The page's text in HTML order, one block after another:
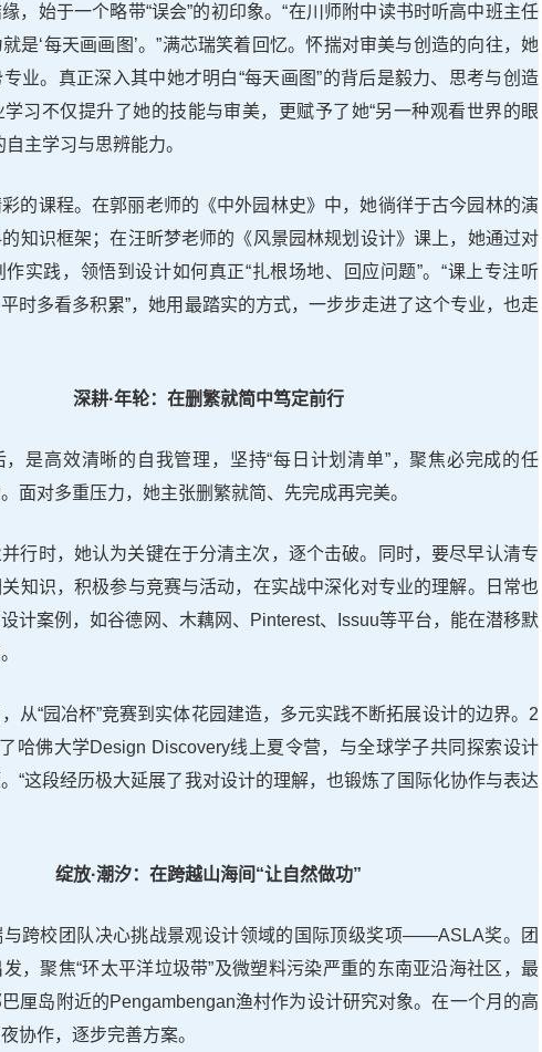
，始于一个略带“误会”的初印象。“在川师附中读书时听高中班主任
是‘每天画画图’。”满芯瑞笑着回忆。怀揣对审美与创造的向往，她
业。真正深入其中她才明白“每天画图”的背后是毅力、思考与创造
习不仅提升了她的技能与审美，更赋予了她“另一种观看世界的眼
主学习与思辨能力。
的课程。在郭丽老师的《中外园林史》中，她徜徉于古今园林的演
知识框架；在汪昕梦老师的《风景园林规划设计》课上，她通过对
实践，领悟到设计如何真正“扎根场地、回应问题”。“课上专注听
时多看多积累”，她用最踏实的方式，一步步走进了这个专业，也走
深耕·年轮：在删繁就简中笃定前行
是高效清晰的自我管理，坚持“每日计划清单”，聚焦必完成的任
面对多重压力，她主张删繁就简、先完成再完美。
行时，她认为关键在于分清主次，逐个击破。同时，要尽早认清专
知识，积极参与竞赛与活动，在实战中深化对专业的理解。日常也
计案例，如谷德网、木藕网、Pinterest、Issuu等平台，能在潜移默
从“园冶杯”竞赛到实体花园建造，多元实践不断拓展设计的边界。2
哈佛大学Design Discovery线上夏令营，与全球学子共同探索设计
“这段经历极大延展了我对设计的理解，也锻炼了国际化协作与表达
绽放·潮汐：在跨越山海间“让自然做功”
与跨校团队决心挑战景观设计领域的国际顶级奖项——ASLA奖。团
，聚焦“环太平洋垃圾带”及微塑料污染严重的东南亚沿海社区，最
厘岛附近的Pengambengan渔村作为设计研究对象。在一个月的高
协作，逐步完善方案。